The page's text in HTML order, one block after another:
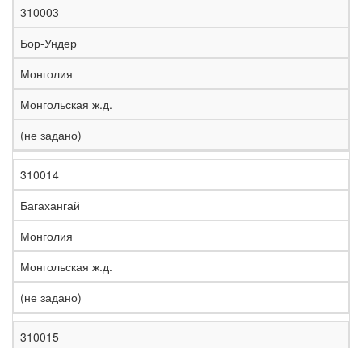
К
о
д
Н
а
з
в
а
н
и
е
С
т
а
н
а
е
е
н
а
я
о
о
а
е
и
н
310003
Бор-Ундер
Монголия
Монгольская ж.д.
(не задано)
310014
Багахангай
Монголия
Монгольская ж.д.
(не задано)
310015